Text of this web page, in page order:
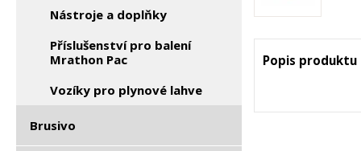
Nástroje a doplňky
Příslušenství pro balení
Mrathon Pac
Vozíky pro plynové lahve
Brusivo
Popis produktu